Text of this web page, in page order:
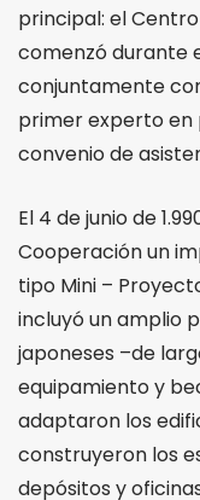
principal: el
comenzó durante
conjuntamente
primer experto en
convenio de
El 4 de junio de
Cooperación un
tipo Mini –
incluyó un amplio
japoneses –de
equipamiento y
adaptaron los
construyeron los
depósitos y